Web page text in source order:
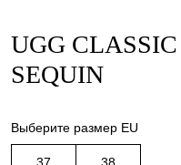
UGG
SEQUIN
Выберите размер EU
37 38